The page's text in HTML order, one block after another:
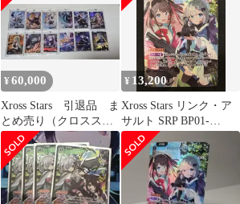
¥60,000
Xross Stars 引退品 ま
とめ売り（クロススタ
ーズ）
¥ 13,200
Xross Stars リンク・ア
サルト SRP BP01-
136/100 トレカ TCG
266